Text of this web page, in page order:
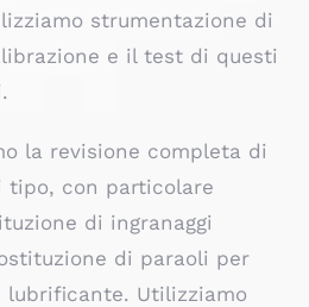
strumentazione di
e il test di questi
la revisione completa di
con particolare
di ingranaggi
di paraoli per
Utilizziamo